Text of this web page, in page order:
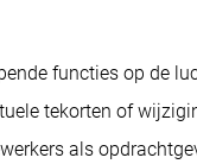
functies op de
tekorten of
als